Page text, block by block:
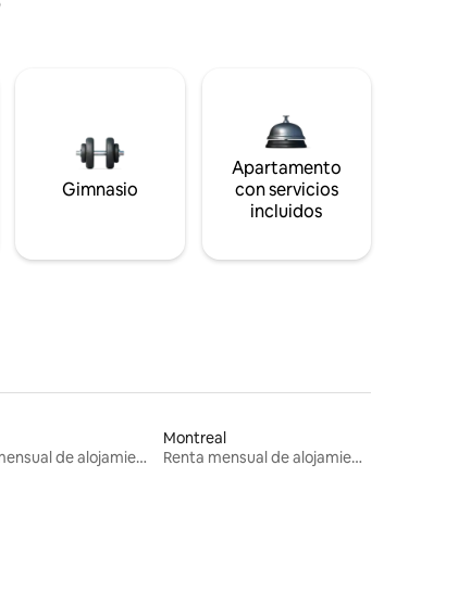
Gimnasio
Apartamento
con servicios
incluidos
Renta mensual de alojamientos
Montreal
Renta mensual de alojamientos